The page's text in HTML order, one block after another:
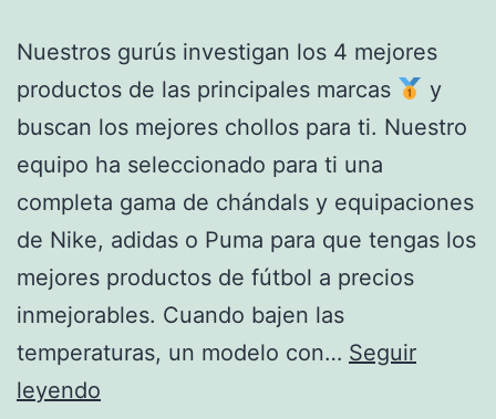
Nuestros gurús investigan los 4 mejores
productos de las principales marcas
y
buscan los mejores chollos para ti. Nuestro
equipo ha seleccionado para ti una
completa gama de chándals y equipaciones
de Nike, adidas o Puma para que tengas los
mejores productos de fútbol a precios
inmejorables. Cuando bajen las
temperaturas, un modelo con… Seguir
leyendo